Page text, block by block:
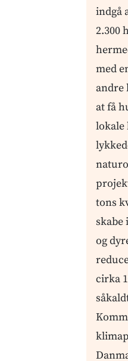
indgå
2.300
med
andre
at få
lokale
tons
skabe
og
cirka